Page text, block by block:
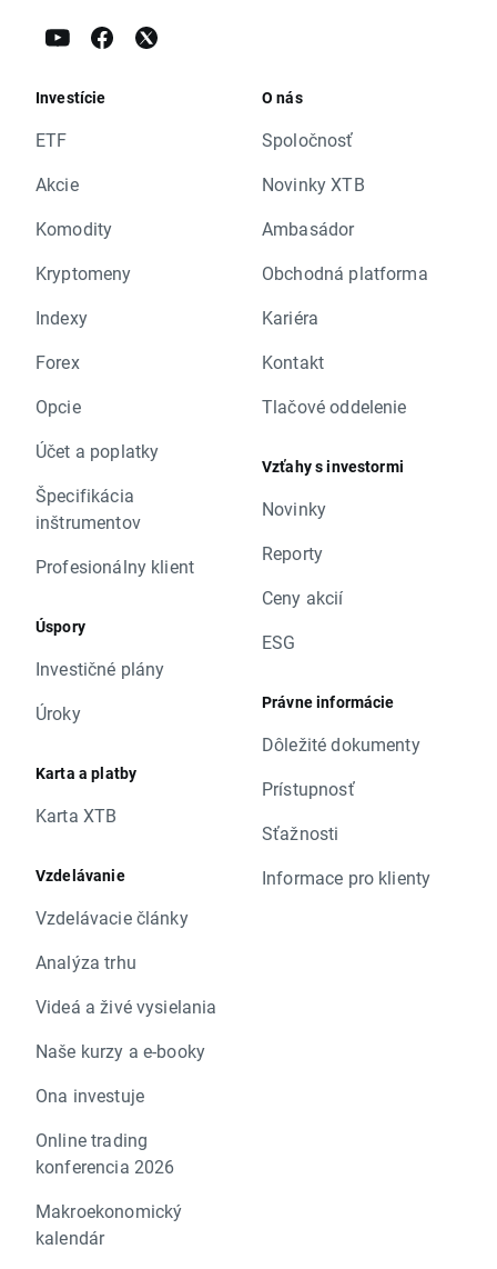
Investície
ETF
Akcie
Komodity
Kryptomeny
Indexy
Forex
Opcie
Účet a poplatky
Špecifikácia
inštrumentov
Profesionálny klient
Úspory
Investičné plány
Úroky
Karta a platby
Karta XTB
Vzdelávanie
Vzdelávacie články
Analýza trhu
Videá a živé vysielania
Naše kurzy a e-booky
Ona investuje
Online trading
konferencia 2026
Makroekonomický
kalendár
O nás
Spoločnosť
Novinky XTB
Ambasádor
Obchodná platforma
Kariéra
Kontakt
Tlačové oddelenie
Vzťahy s investormi
Novinky
Reporty
Ceny akcií
ESG
Právne informácie
Dôležité dokumenty
Prístupnosť
Sťažnosti
Informace pro klienty